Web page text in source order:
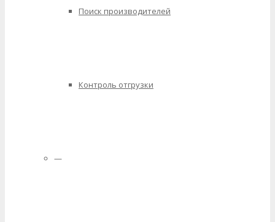
Поиск производителей
Контроль отгрузки
—